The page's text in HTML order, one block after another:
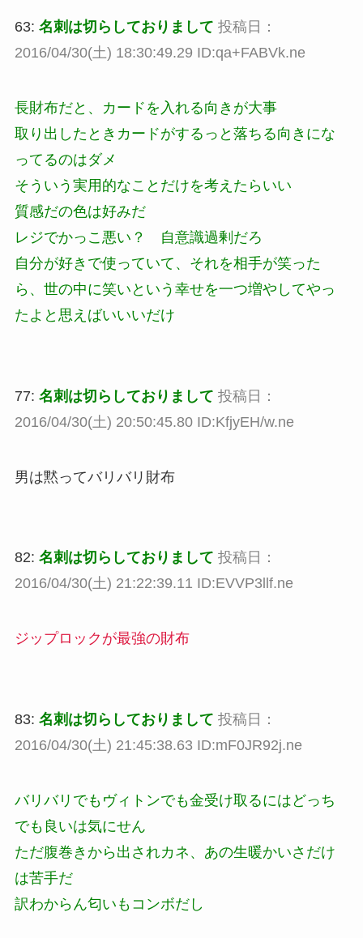
63: 名刺は切らしておりまして 投稿日：
2016/04/30(土) 18:30:49.29 ID:qa+FABVk.ne
長財布だと、カードを入れる向きが大事
取り出したときカードがするっと落ちる向きにな
ってるのはダメ
そういう実用的なことだけを考えたらいい
質感だの色は好みだ
レジでかっこ悪い？ 自意識過剰だろ
自分が好きで使っていて、それを相手が笑った
ら、世の中に笑いという幸せを一つ増やしてやっ
たよと思えばいいいだけ
77: 名刺は切らしておりまして 投稿日：
2016/04/30(土) 20:50:45.80 ID:KfjyEH/w.ne
男は黙ってバリバリ財布
82: 名刺は切らしておりまして 投稿日：
2016/04/30(土) 21:22:39.11 ID:EVVP3llf.ne
ジップロックが最強の財布
83: 名刺は切らしておりまして 投稿日：
2016/04/30(土) 21:45:38.63 ID:mF0JR92j.ne
バリバリでもヴィトンでも金受け取るにはどっち
でも良いは気にせん
ただ腹巻きから出されカネ、あの生暖かいさだけ
は苦手だ
訳わからん匂いもコンボだし